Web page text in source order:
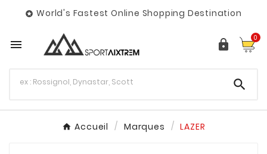
 World's Fastest Online Shopping Destination
  0

Accueil Marques LAZER